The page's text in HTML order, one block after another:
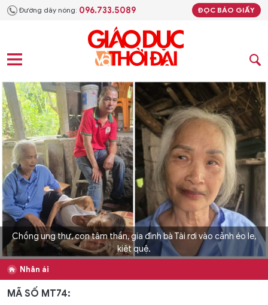
Đường dây nóng: 096.733.5089 ĐỌC BÁO GIẤY
Chồng ung thư, con tâm thần, gia đình bà Tài rơi vào cảnh éo le,
kiệt quệ.
Nhân ái
MÃ SỐ MT74: